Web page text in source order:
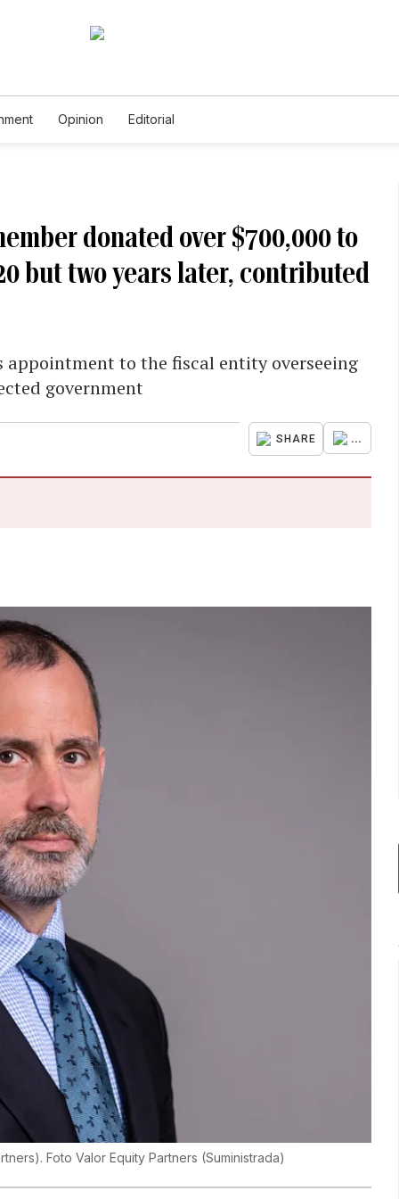
Opinion Editorial
donated over $700,000 to
but two years later, contributed
appointment to the fiscal entity overseeing
government
SHARE ...
Foto Valor Equity Partners (Suministrada)